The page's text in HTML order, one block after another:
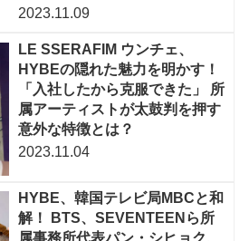
2023.11.09
LE SSERAFIM ウンチェ、
HYBEの隠れた魅力を明かす！
「入社したから克服できた」 所
属アーティストが太鼓判を押す
意外な特徴とは？
2023.11.04
HYBE、韓国テレビ局MBCと和
解！ BTS、SEVENTEENら所
属事務所代表パン・シヒョク、